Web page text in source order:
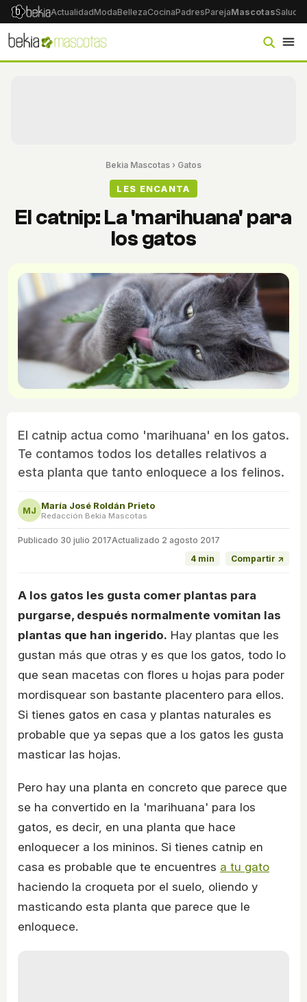
ActualidadModaBellezaCocinaPadresParejaMascotasSalud
Bekia Mascotas › Gatos
LES ENCANTA
El catnip: La 'marihuana' para
los gatos
El catnip actua como 'marihuana' en los gatos.
Te contamos todos los detalles relativos a
esta planta que tanto enloquece a los felinos.
MJ María José Roldán Prieto
Redacción Bekia Mascotas
Publicado 30 julio 2017Actualizado 2 agosto 2017
4 min
Compartir ↗
A los gatos les gusta comer plantas para
purgarse, después normalmente vomitan las
plantas que han ingerido. Hay plantas que les
gustan más que otras y es que los gatos, todo lo
que sean macetas con flores u hojas para poder
mordisquear son bastante placentero para ellos.
Si tienes gatos en casa y plantas naturales es
probable que ya sepas que a los gatos les gusta
masticar las hojas.
Pero hay una planta en concreto que parece que
se ha convertido en la 'marihuana' para los
gatos, es decir, en una planta que hace
enloquecer a los mininos. Si tienes catnip en
casa es probable que te encuentres a tu gato
haciendo la croqueta por el suelo, oliendo y
masticando esta planta que parece que le
enloquece.